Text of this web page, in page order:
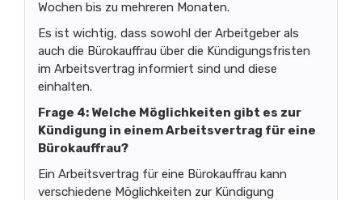
Wochen bis zu mehreren Monaten.
Es ist wichtig, dass sowohl der Arbeitgeber als
auch die Bürokauffrau über die Kündigungsfristen
im Arbeitsvertrag informiert sind und diese
einhalten.
Frage 4: Welche Möglichkeiten gibt es zur
Kündigung in einem Arbeitsvertrag für eine
Bürokauffrau?
Ein Arbeitsvertrag für eine Bürokauffrau kann
verschiedene Möglichkeiten zur Kündigung